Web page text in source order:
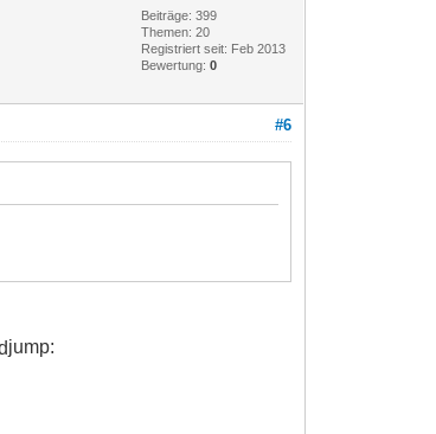
Beiträge: 399
Themen: 20
Registriert seit: Feb 2013
Bewertung:0
#6
jump: